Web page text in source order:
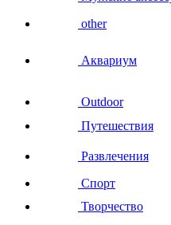
other
Аквариум
Outdoor
Путешествия
Развлечения
Спорт
Творчество